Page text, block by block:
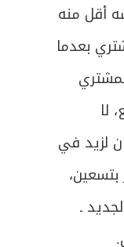
أقل منه
بعدما
لا
لزيد في
ـ